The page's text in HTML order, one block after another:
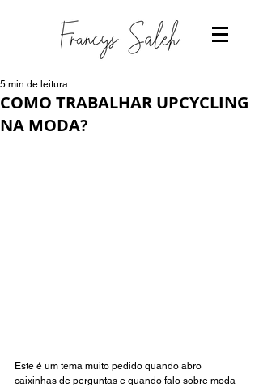
COMO TRABALHAR UPCYCLING
NA MODA?
5 min de leitura
Este é um tema muito pedido quando abro
caixinhas de perguntas e quando falo sobre moda